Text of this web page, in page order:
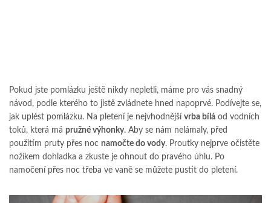
Pokud jste pomlázku ještě nikdy nepletli, máme pro vás snadný
návod, podle kterého to jistě zvládnete hned napoprvé. Podívejte se,
jak uplést pomlázku. Na pletení je nejvhodnější vrba bílá od vodních
toků, která má pružné výhonky. Aby se nám nelámaly, před
použitím pruty přes noc namočte do vody. Proutky nejprve očistěte
nožíkem dohladka a zkuste je ohnout do pravého úhlu. Po
namočení přes noc třeba ve vaně se můžete pustit do pletení.